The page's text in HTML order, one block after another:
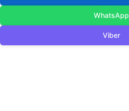
WhatsApp
Viber